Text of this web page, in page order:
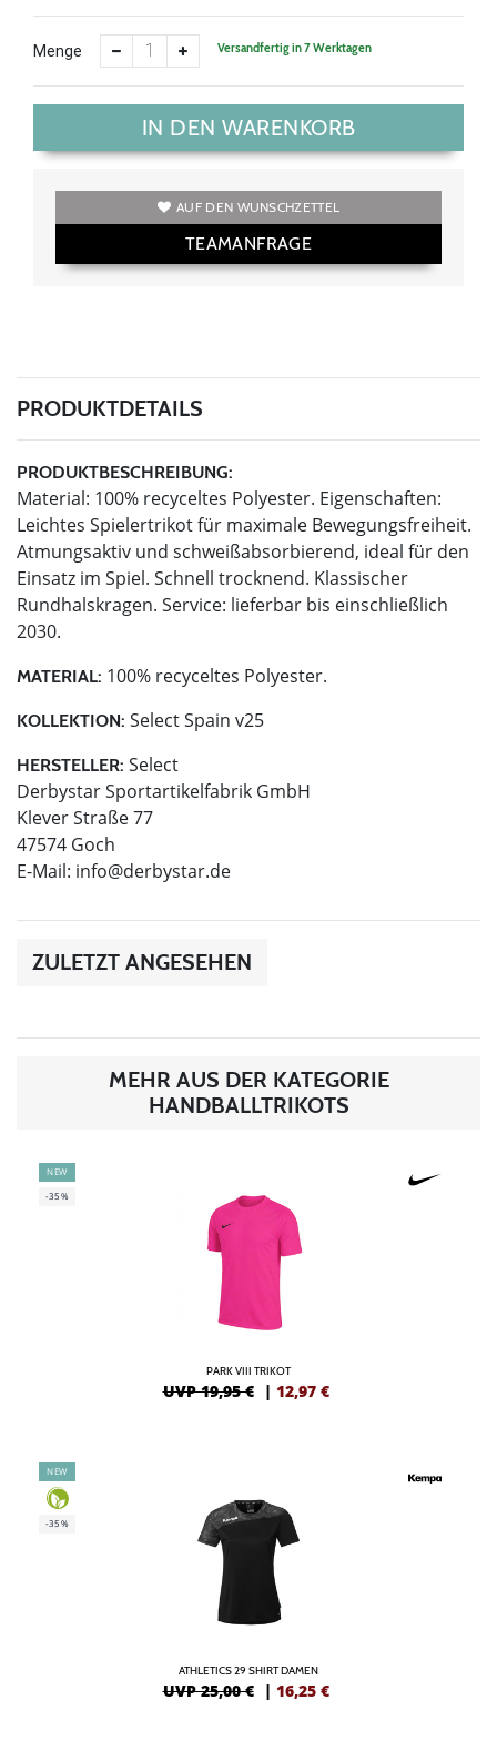
Menge Versandfertig in 7 Werktagen
IN DEN WARENKORB
AUF DEN WUNSCHZETTEL
TEAMANFRAGE
PRODUKTDETAILS
PRODUKTBESCHREIBUNG:
Material: 100% recyceltes Polyester. Eigenschaften:
Leichtes Spielertrikot für maximale Bewegungsfreiheit.
Atmungsaktiv und schweißabsorbierend, ideal für den
Einsatz im Spiel. Schnell trocknend. Klassischer
Rundhalskragen. Service: lieferbar bis einschließlich
2030.
MATERIAL: 100% recyceltes Polyester.
KOLLEKTION: Select Spain v25
HERSTELLER: Select
Derbystar Sportartikelfabrik GmbH
Klever Straße 77
47574 Goch
E-Mail: info@derbystar.de
ZULETZT ANGESEHEN
MEHR AUS DER KATEGORIE
HANDBALLTRIKOTS
NEW
-35%
PARK VIII TRIKOT
UVP 19,95 € | 12,97 €
NEW
-35%
ATHLETICS 29 SHIRT DAMEN
UVP 25,00 € | 16,25 €